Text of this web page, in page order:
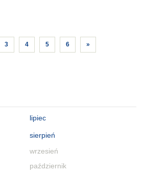
lipiec
sierpień
wrzesień
październik
3 4 5 6 »